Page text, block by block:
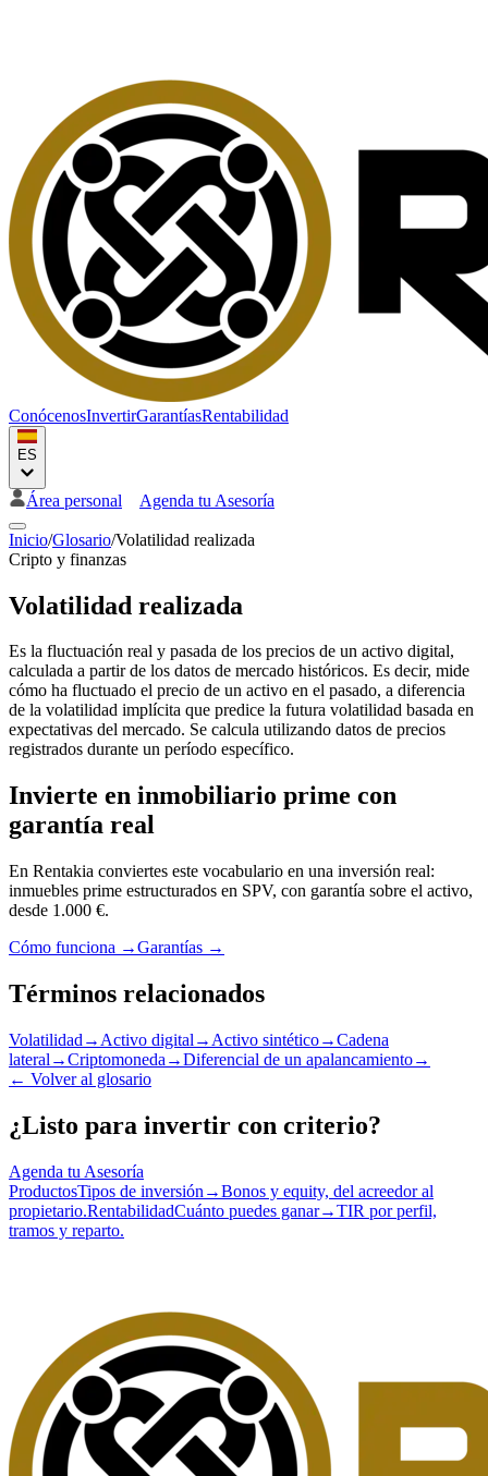
ConócenosInvertirGarantíasRentabilidad
ES
Área personal Agenda tu Asesoría
Inicio/Glosario/Volatilidad realizada
Cripto y finanzas
Volatilidad realizada
Es la fluctuación real y pasada de los precios de un activo digital,
calculada a partir de los datos de mercado históricos. Es decir, mide
cómo ha fluctuado el precio de un activo en el pasado, a diferencia
de la volatilidad implícita que predice la futura volatilidad basada en
expectativas del mercado. Se calcula utilizando datos de precios
registrados durante un período específico.
Invierte en inmobiliario prime con
garantía real
En Rentakia conviertes este vocabulario en una inversión real:
inmuebles prime estructurados en SPV, con garantía sobre el activo,
desde 1.000 €.
Cómo funciona →Garantías →
Términos relacionados
Volatilidad → Activo digital → Activo sintético→Cadena
lateral →Criptomoneda →Diferencial de un apalancamiento→
← Volver al glosario
¿Listo para invertir con criterio?
Agenda tu Asesoría
ProductosTipos de inversión →Bonos y equity, del acreedor al
propietario.RentabilidadCuánto puedes ganar→TIR por perfil,
tramos y reparto.